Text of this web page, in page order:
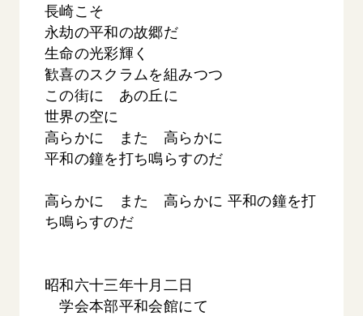
長崎こそ
永劫の平和の故郷だ
生命の光彩輝く
歓喜のスクラムを組みつつ
この街に あの丘に
世界の空に
高らかに また 高らかに
平和の鐘を打ち鳴らすのだ
高らかに また 高らかに 平和の鐘を打
ち鳴らすのだ
昭和六十三年十月二日
学会本部平和会館にて